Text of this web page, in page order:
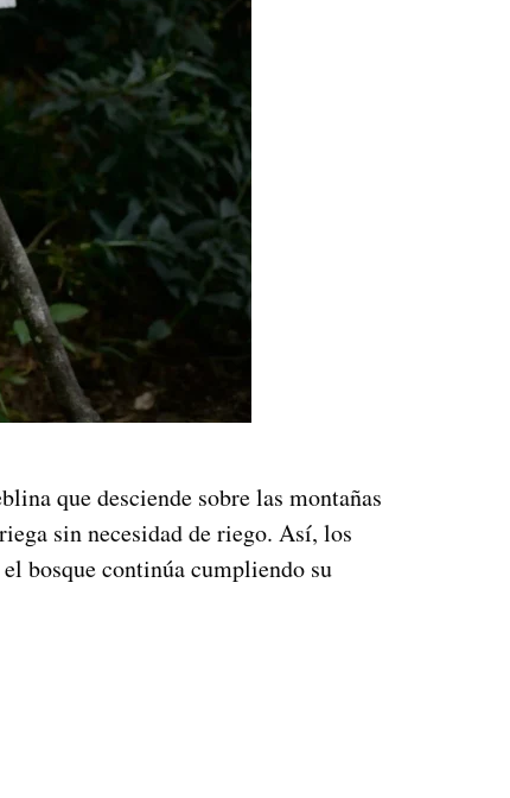
que desciende sobre las montañas
sin necesidad de riego. Así, los
bosque continúa cumpliendo su